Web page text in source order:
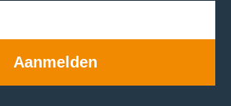
Aanmelden